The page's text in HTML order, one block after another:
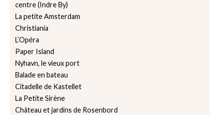
centre (Indre By)
La petite Amsterdam
Christiania
L’Opéra
Paper Island
Nyhavn, le vieux port
Balade en bateau
Citadelle de Kastellet
La Petite Sirène
Château et jardins de Rosenbord